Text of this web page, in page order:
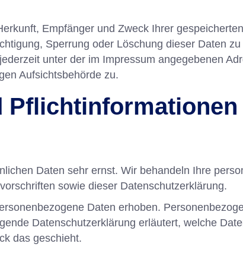
Empfänger und Zweck Ihrer
Sperrung oder Löschung dieser Daten
unter der im Impressum angegebenen
Aufsichtsbehörde zu.
Pflichtinformationen
Daten sehr ernst. Wir behandeln Ihre
sowie dieser Datenschutzerklärung.
Daten erhoben.
Datenschutzerklärung erläutert, welche
das geschieht.